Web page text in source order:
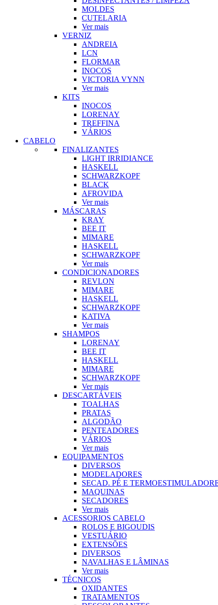
MOLDES
CUTELARIA
Ver mais
VERNIZ
ANDREIA
LCN
FLORMAR
INOCOS
VICTORIA VYNN
Ver mais
KITS
INOCOS
LORENAY
TREFFINA
VÁRIOS
CABELO
FINALIZANTES
LIGHT IRRIDIANCE
HASKELL
SCHWARZKOPF
BLACK
AFROVIDA
Ver mais
MÁSCARAS
KRAY
BEE IT
MIMARE
HASKELL
SCHWARZKOPF
Ver mais
CONDICIONADORES
REVLON
MIMARE
HASKELL
SCHWARZKOPF
KATIVA
Ver mais
SHAMPOS
LORENAY
BEE IT
HASKELL
MIMARE
SCHWARZKOPF
Ver mais
DESCARTÁVEIS
TOALHAS
PRATAS
ALGODÃO
PENTEADORES
VÁRIOS
Ver mais
EQUIPAMENTOS
DIVERSOS
MODELADORES
SECAD. PÉ E
MAQUINAS
SECADORES
Ver mais
ACESSORIOS CABELO
ROLOS E BIGOUDIS
VESTUÁRIO
EXTENSÕES
DIVERSOS
NAVALHAS E LÂMINAS
Ver mais
TÉCNICOS
OXIDANTES
TRATAMENTOS